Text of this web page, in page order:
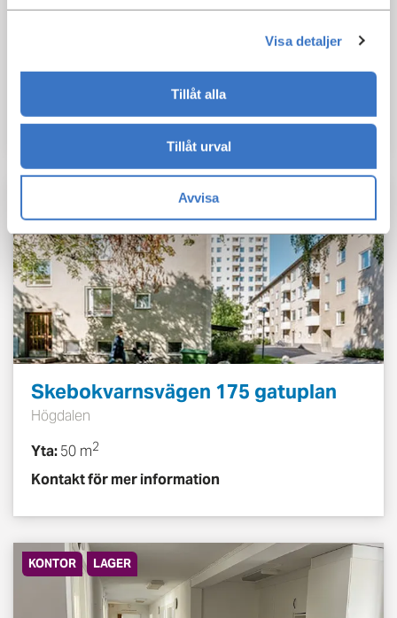
Visa detaljer
Tillåt alla
Tillåt urval
Avvisa
Kontakt för mer information
Skebokvarnsvägen 175 gatuplan
Högdalen
Yta:50 m2
Kontakt för mer information
KONTOR LAGER